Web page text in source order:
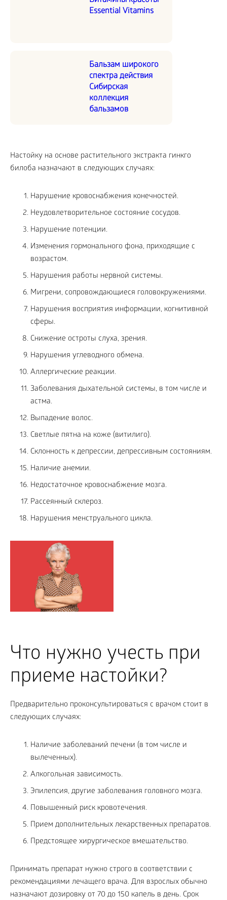
Essential Vitamins
Бальзам широкого
спектра действия
Сибирская
коллекция
бальзамов
Настойку на основе растительного экстракта гинкго
билоба назначают в следующих случаях:
Нарушение кровоснабжения конечностей.
Неудовлетворительное состояние сосудов.
Нарушение потенции.
Изменения гормонального фона, приходящие с
возрастом.
Нарушения работы нервной системы.
Мигрени, сопровождающиеся головокружениями.
Нарушения восприятия информации, когнитивной
сферы.
Снижение остроты слуха, зрения.
Нарушения углеводного обмена.
Аллергические реакции.
Заболевания дыхательной системы, в том числе и
астма.
Выпадение волос.
Светлые пятна на коже (витилиго).
Склонность к депрессии, депрессивным состояниям.
Наличие анемии.
Недостаточное кровоснабжение мозга.
Рассеянный склероз.
Нарушения менструального цикла.
Что нужно учесть при
приеме настойки?
Предварительно проконсультироваться с врачом стоит в
следующих случаях:
Наличие заболеваний печени (в том числе и
вылеченных).
Алкогольная зависимость.
Эпилепсия, другие заболевания головного мозга.
Повышенный риск кровотечения.
Прием дополнительных лекарственных препаратов.
Предстоящее хирургическое вмешательство.
Принимать препарат нужно строго в соответствии с
рекомендациями лечащего врача. Для взрослых обычно
назначают дозировку от 70 до 150 капель в день. Срок